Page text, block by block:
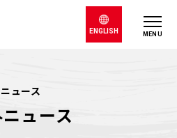
MENU
ENGLISH
ニュース
ュース